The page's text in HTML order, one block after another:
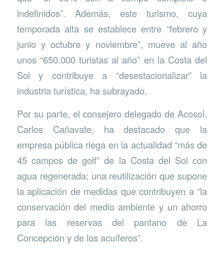
indefinidos”. Además, este turismo, cuya
temporada alta se establece entre “febrero y
junio y octubre y noviembre”, mueve al año
unos “650.000 turistas al año” en la Costa del
Sol y contribuye a “desestacionalizar” la
industria turística, ha subrayado.
Por su parte, el consejero delegado de Acosol,
Carlos Cañavate, ha destacado que la
empresa pública riega en la actualidad “más de
45 campos de golf” de la Costa del Sol con
agua regenerada; una reutilización que supone
la aplicación de medidas que contribuyen a “la
conservación del medio ambiente y un ahorro
para las reservas del pantano de La
Concepción y de los acuíferos”.